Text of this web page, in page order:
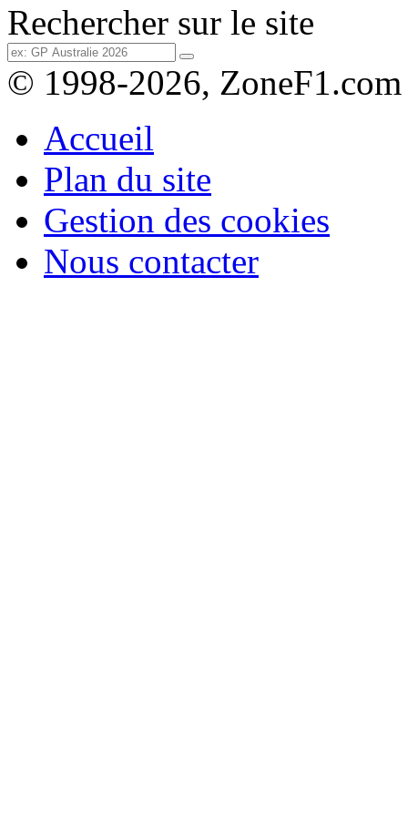
Rechercher sur le site
© 1998-2026, ZoneF1.com
Accueil
Plan du site
Gestion des cookies
Nous contacter